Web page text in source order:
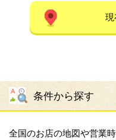
現
条件から探す
全国のお店の地図や営業